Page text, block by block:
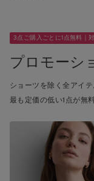
3点ご購入ごとに1点無料｜
プロモーシ
ショーツを除く全アイ
最も定価の低い1点が無